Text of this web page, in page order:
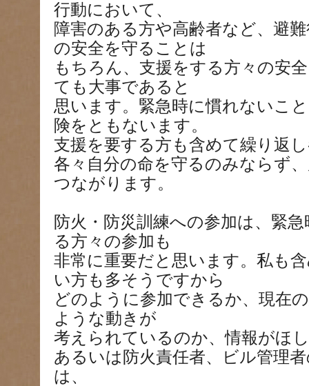
行動において、
障害のある方や高齢者など、避
の安全を守ることは
もちろん、支援をする方々の安
ても大事であると
思います。緊急時に慣れないこ
険をともないます。
支援を要する方も含めて繰り返
各々自分の命を守るのみならず
つながります。
防火・防災訓練への参加は、緊
る方々の参加も
非常に重要だと思います。私も
い方も多そうですから
どのように参加できるか、現在
ような動きが
考えられているのか、情報がほ
あるいは防火責任者、ビル管理
は、